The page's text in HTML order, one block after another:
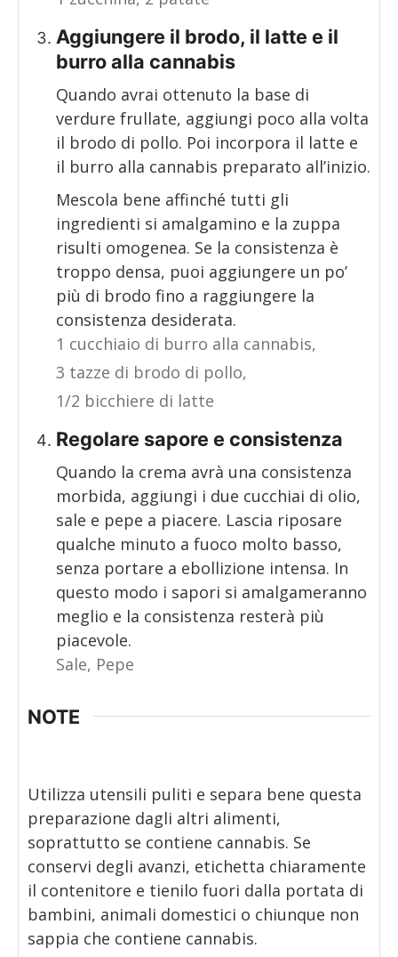
Aggiungere il brodo, il latte e il
burro alla cannabis
Quando avrai ottenuto la base di
verdure frullate, aggiungi poco alla volta
il brodo di pollo. Poi incorpora il latte e
il burro alla cannabis preparato all’inizio.
Mescola bene affinché tutti gli
ingredienti si amalgamino e la zuppa
risulti omogenea. Se la consistenza è
troppo densa, puoi aggiungere un po’
più di brodo fino a raggiungere la
consistenza desiderata.
1 cucchiaio di burro alla cannabis,
3 tazze di brodo di pollo,
1/2 bicchiere di latte
Regolare sapore e consistenza
Quando la crema avrà una consistenza
morbida, aggiungi i due cucchiai di olio,
sale e pepe a piacere. Lascia riposare
qualche minuto a fuoco molto basso,
senza portare a ebollizione intensa. In
questo modo i sapori si amalgameranno
meglio e la consistenza resterà più
piacevole.
Sale, Pepe
NOTE
Utilizza utensili puliti e separa bene questa
preparazione dagli altri alimenti,
soprattutto se contiene cannabis. Se
conservi degli avanzi, etichetta chiaramente
il contenitore e tienilo fuori dalla portata di
bambini, animali domestici o chiunque non
sappia che contiene cannabis.